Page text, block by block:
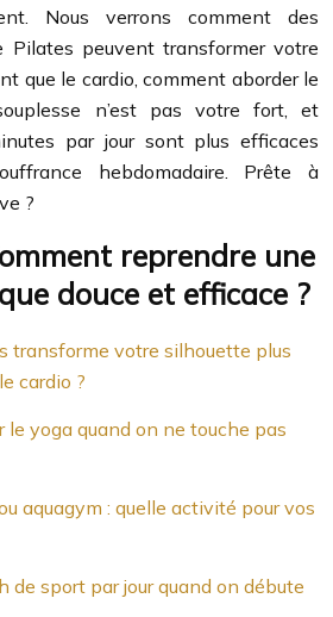
Nous verrons comment des
Pilates peuvent transformer votre
que le cardio, comment aborder le
n’est pas votre fort, et
par jour sont plus efficaces
hebdomadaire. Prête à
?
reprendre une
douce et efficace ?
transforme votre silhouette plus
cardio ?
le yoga quand on ne touche pas
aquagym : quelle activité pour vos
de sport par jour quand on débute